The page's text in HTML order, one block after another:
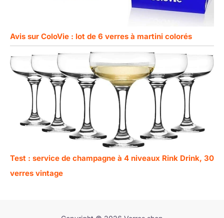
Avis sur ColoVie : lot de 6 verres à martini colorés
Test : service de champagne à 4 niveaux Rink Drink, 30
verres vintage